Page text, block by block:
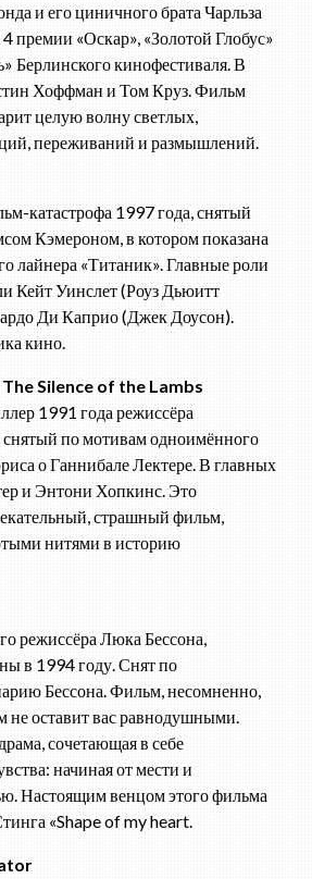
и его циничного брата Чарльза
премии «Оскар», «Золотой Глобус»
Берлинского кинофестиваля. В
Хоффман и Том Круз. Фильм
целую волну светлых,
переживаний и размышлений.
катастрофа 1997 года, снятый
Кэмероном, в котором показана
лайнера «Титаник». Главные роли
Кейт Уинслет (Роуз Дьюитт
Ди Каприо (Джек Доусон).
кино.
Silence of the Lambs
1991 года режиссёра
по мотивам одноимённого
о Ганнибале Лектере. В главных
и Энтони Хопкинс. Это
страшный фильм,
нитями в историю
режиссёра Люка Бессона,
в 1994 году. Снят по
Бессона. Фильм, несомненно,
не оставит вас равнодушными.
сочетающая в себе
начиная от мести и
Настоящим венцом этого фильма
«Shape of my heart.